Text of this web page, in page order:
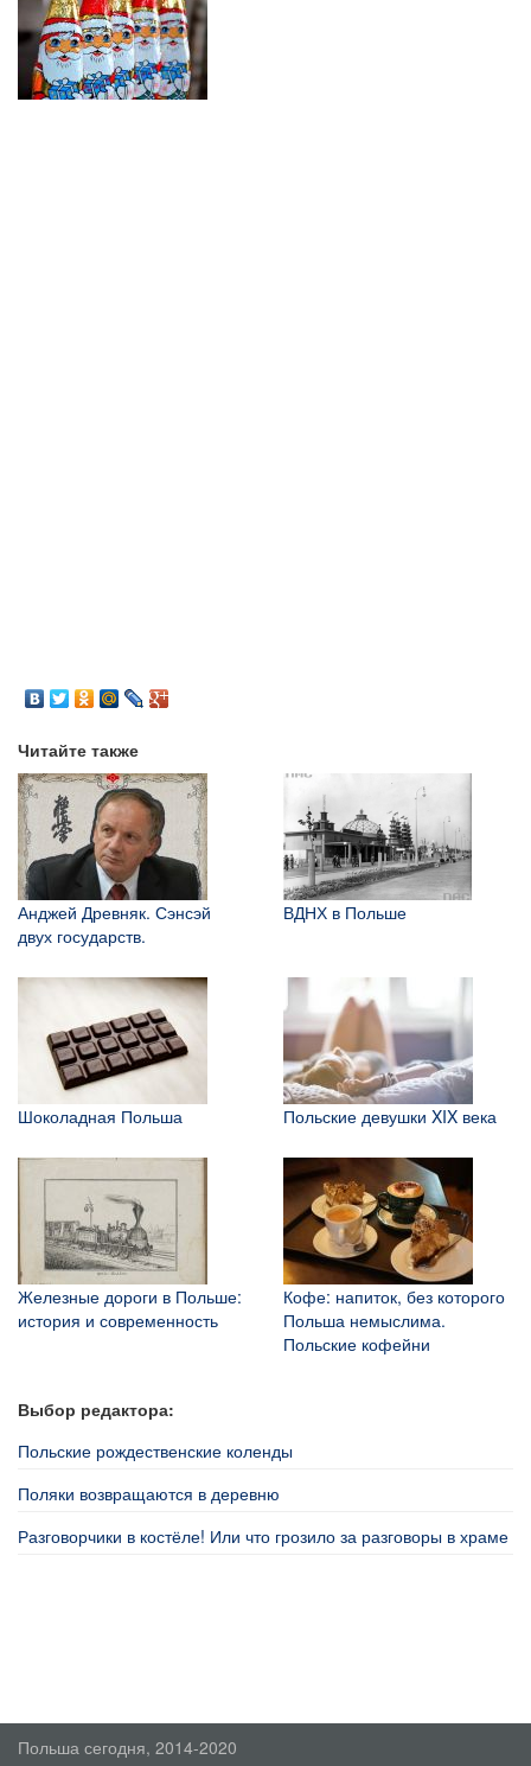
Читайте также
Анджей Древняк. Сэнсэй
двух государств.
ВДНХ в Польше
Шоколадная Польша Польские девушки XIX века
Железные дороги в Польше:
история и современность
Кофе: напиток, без которого
Польша немыслима.
Польские кофейни
Выбор редактора:
Польские рождественские коленды
Поляки возвращаются в деревню
Разговорчики в костёле! Или что грозило за разговоры в храме
Польша сегодня, 2014-2020